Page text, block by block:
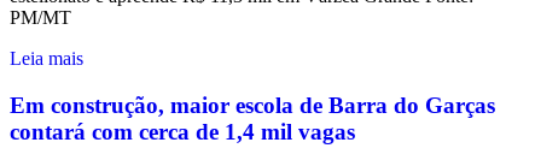
PM/MT
Leia mais
Em construção, maior escola de Barra do Garças
contará com cerca de 1,4 mil vagas